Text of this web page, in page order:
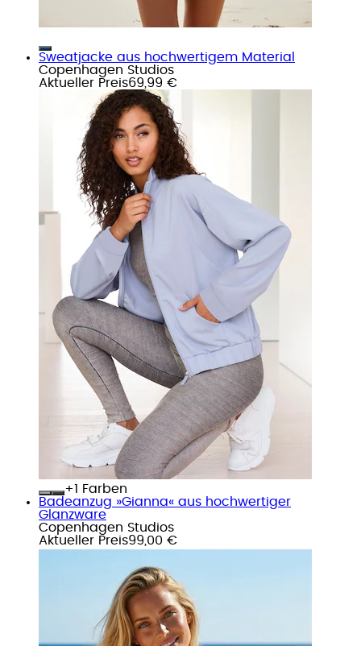
Sweatjacke aus hochwertigem Material
Copenhagen Studios
Aktueller Preis69,99 €
+
Farben
Badeanzug »Gianna« aus hochwertiger
Glanzware
Copenhagen Studios
Aktueller Preis99,00 €